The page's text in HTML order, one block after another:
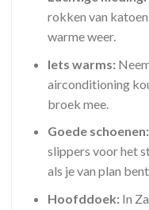
rokken van
warme weer.
Iets warms:
airconditioning
broek mee.
Goede schoenen:
slippers voor het
als je van plan
Hoofddoek:In